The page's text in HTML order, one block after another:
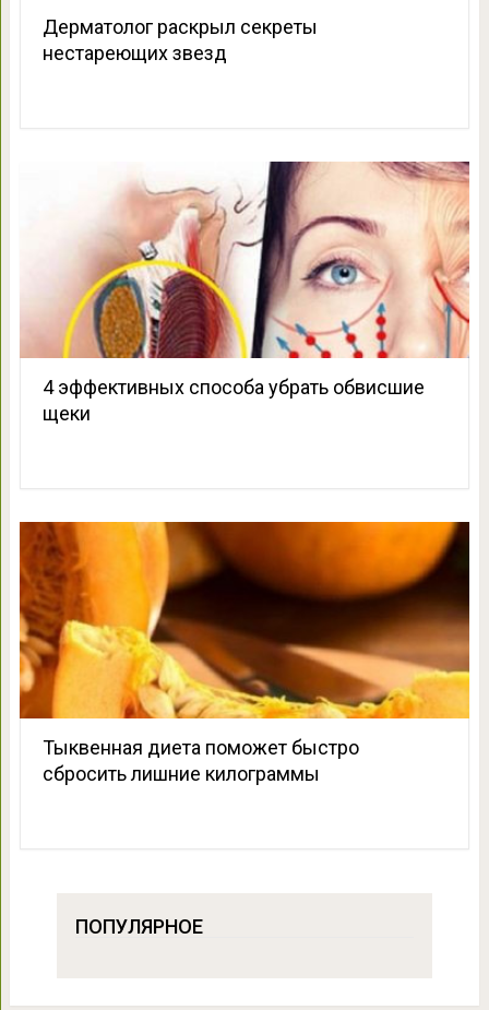
Дерматолог раскрыл секреты
нестареющих звезд
4 эффективных способа убрать обвисшие
щеки
Тыквенная диета поможет быстро
сбросить лишние килограммы
ПОПУЛЯРНОЕ